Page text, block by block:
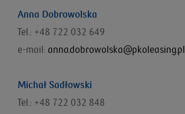
Anna Dobrowolska
Tel.: +48 722 032 649
e-mail: anna.dobrowolska@pkoleasing.pl
Michał Sadłowski
Tel.: +48 722 032 848